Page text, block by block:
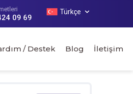
09 69
Türkçe
/ Destek Blog İletişim